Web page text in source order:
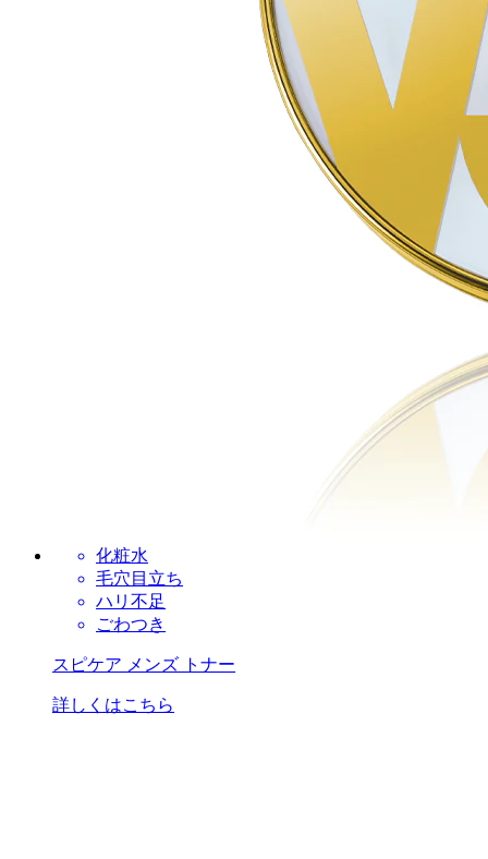
化粧水
毛穴目立ち
ハリ不足
ごわつき
スピケア メンズ トナー
詳しくはこちら